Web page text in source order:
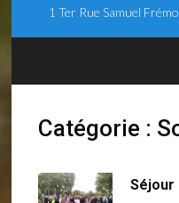
1 Ter Rue Samuel
Catégorie :
Séjour